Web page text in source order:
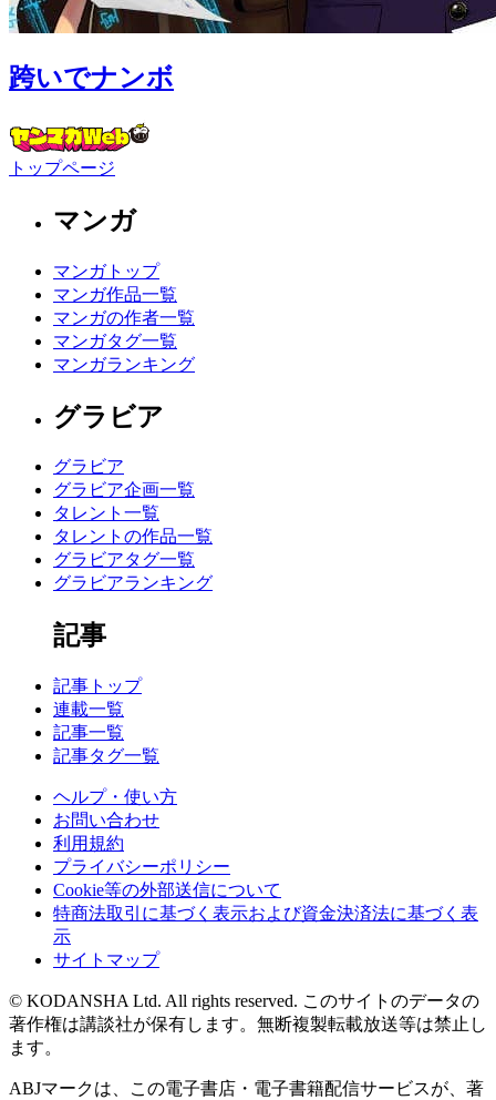
跨いでナンボ
トップページ
マンガ
マンガトップ
マンガ作品一覧
マンガの作者一覧
マンガタグ一覧
マンガランキング
グラビア
グラビア
グラビア企画一覧
タレント一覧
タレントの作品一覧
グラビアタグ一覧
グラビアランキング
記事
記事トップ
連載一覧
記事一覧
記事タグ一覧
ヘルプ・使い方
お問い合わせ
利用規約
プライバシーポリシー
Cookie等の外部送信について
特商法取引に基づく表示および資金決済法に基づく表
示
サイトマップ
© KODANSHA Ltd. All rights reserved. このサイトのデータの
著作権は講談社が保有します。無断複製転載放送等は禁止し
ます。
ABJマークは、この電子書店・電子書籍配信サービスが、著